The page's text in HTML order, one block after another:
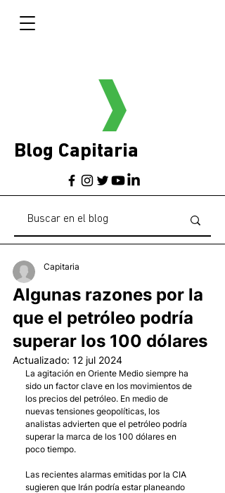
Blog Capitaria
Algunas razones por la
que el petróleo podría
superar los 100 dólares
Capitaria
Actualizado: 12 jul 2024
La agitación en Oriente Medio siempre ha
sido un factor clave en los movimientos de
los precios del petróleo. En medio de
nuevas tensiones geopolíticas, los
analistas advierten que el petróleo podría
superar la marca de los 100 dólares en
poco tiempo.
Las recientes alarmas emitidas por la CIA
sugieren que Irán podría estar planeando